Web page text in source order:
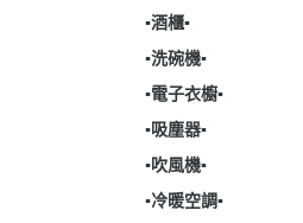
▪︎酒櫃▪︎
▪︎洗碗機▪︎
▪︎電子衣櫥▪︎
▪︎吸塵器▪︎
▪︎吹風機▪︎
▪︎冷暖空調▪︎